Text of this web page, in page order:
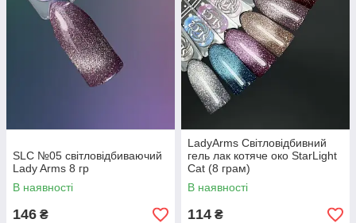
SLC №05 світловідбиваючий
Lady Arms 8 гр
В наявності
146 ₴
LadyArms Світловідбивний
гель лак котяче око StarLight
Cat (8 грам)
В наявності
114 ₴